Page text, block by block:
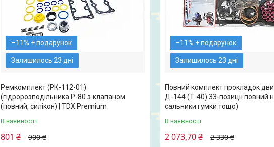
–11%
Залишилось 23 дні
Ремкомплект (РК-112-01)
(гідророзподільника Р-80 з клапаном
(повний, силікон) | TDX Premium
В наявності
900 ₴
801 ₴
–11%
Залишилось 23 дні
Повний комплект прокладок
Д-144 (Т-40) 33-позиції повний
сальники гумки тощо)
В наявності
2 330 ₴
2 073,70 ₴